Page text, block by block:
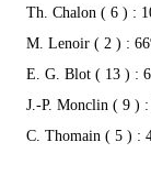
Th. Chalon ( 6 ) :
M. Lenoir ( 2 ) :
E. G. Blot ( 13 ) :
J.-P. Monclin ( 9 )
C. Thomain ( 5 ) :